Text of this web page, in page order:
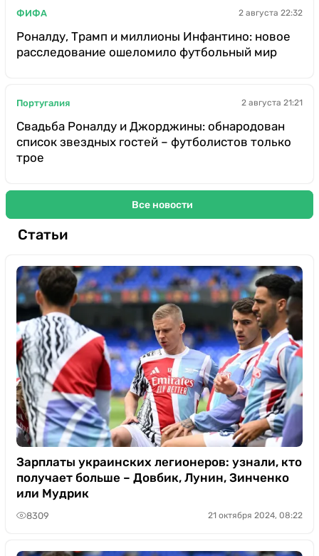
ФИФА 2 августа 22:32
Роналду, Трамп и миллионы Инфантино: новое
расследование ошеломило футбольный мир
Португалия 2 августа 21:21
Свадьба Роналду и Джорджины: обнародован
список звездных гостей – футболистов только
трое
Все новости
Статьи
Зарплаты украинских легионеров: узнали, кто
получает больше – Довбик, Лунин, Зинченко
или Мудрик
8309 21 октября 2024, 08:22